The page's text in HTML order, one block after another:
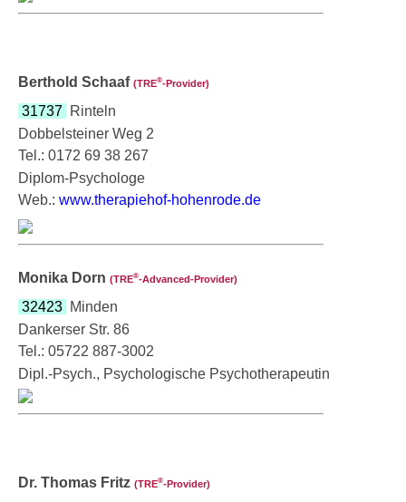
Berthold Schaaf (TRE®‑Provider)
31737 Rinteln
Dobbelsteiner Weg 2
Tel.: 0172 69 38 267
Diplom-Psychologe
Web.: www.therapiehof-hohenrode.de
Monika Dorn (TRE®‑Advanced-Provider)
32423 Minden
Dankerser Str. 86
Tel.: 05722 887-3002
Dipl.-Psych., Psychologische Psychotherapeutin
Dr. Thomas Fritz (TRE®‑Provider)